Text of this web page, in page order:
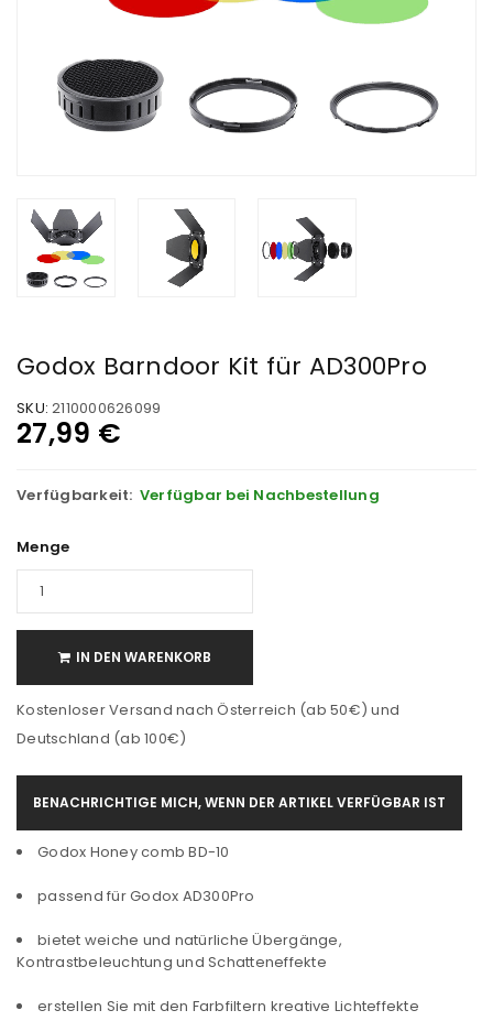
Godox Barndoor Kit für AD300Pro
SKU: 2110000626099
27,99 €
Verfügbarkeit: Verfügbar bei Nachbestellung
Menge
IN DEN WARENKORB
Kostenloser Versand nach Österreich (ab 50€) und
Deutschland (ab 100€)
BENACHRICHTIGE MICH, WENN DER ARTIKEL VERFÜGBAR IST
Godox Honey comb BD-10
passend für Godox AD300Pro
bietet weiche und natürliche Übergänge,
Kontrastbeleuchtung und Schatteneffekte
erstellen Sie mit den Farbfiltern kreative Lichteffekte